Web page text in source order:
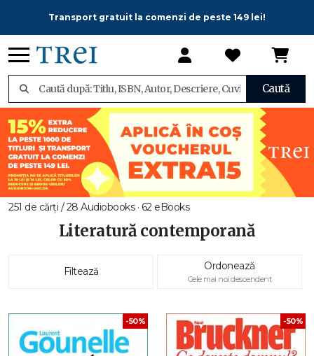
Transport gratuit la comenzi de peste 149 lei!
Caută
251 de cărți / 28 Audiobooks · 62 eBooks
Literatură contemporană
Filtează Ordonează
Cele mai noi descendent
-50% -50%